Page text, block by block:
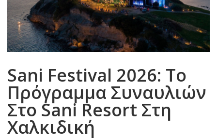
Sani Festival 2026: Το
Πρόγραμμα Συναυλιών
Στο Sani Resort Στη
Χαλκιδική